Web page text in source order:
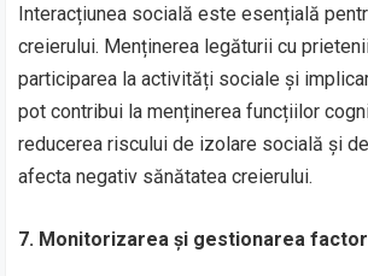
Interacțiunea socială este esențială
creierului. Menținerea legăturii cu
participarea la activități sociale și
pot contribui la menținerea funcțiilor
reducerea riscului de izolare socială și
afecta negativ sănătatea creierului.
7. Monitorizarea și gestionarea